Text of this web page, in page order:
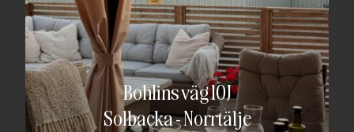
Bohlins väg 10J
Solbacka-Norrtälje